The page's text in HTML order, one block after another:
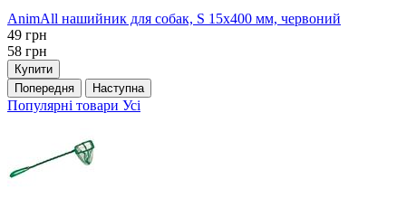
AnimAll нашийник для собак, S 15х400 мм, червоний
49 грн
58 грн
Купити
Попередня
Наступна
Популярні товари Усі